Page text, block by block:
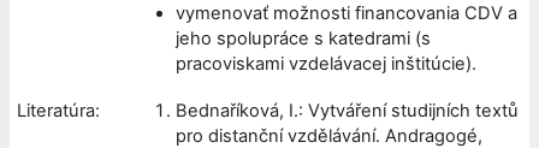
vymenovať možnosti financovania CDV a
jeho spolupráce s katedrami (s
pracoviskami vzdelávacej inštitúcie).
Literatúra:
Bednaříková, I.: Vytváření studijních textů
pro distanční vzdělávání. Andragogé,